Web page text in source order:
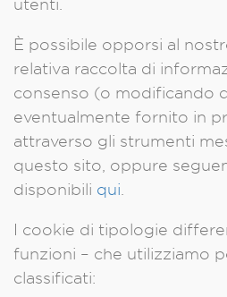
utenti.
È possibile opporsi al
relativa raccolta di
consenso (o modificando
eventualmente fornito in
attraverso gli strumenti
questo sito, oppure
disponibili qui
I cookie di tipologie
funzioni – che utilizziamo
classificati: